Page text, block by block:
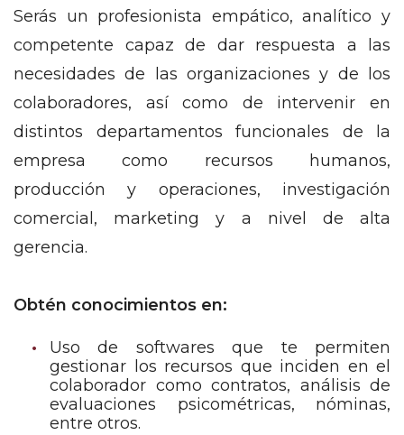
Serás un profesionista empático, analítico y
competente capaz de dar respuesta a las
necesidades de las organizaciones y de los
colaboradores, así como de intervenir en
distintos departamentos funcionales de la
empresa como recursos humanos,
producción y operaciones, investigación
comercial, marketing y a nivel de alta
gerencia.
Obtén conocimientos en:
Uso de softwares que te permiten
gestionar los recursos que inciden en el
colaborador como contratos, análisis de
evaluaciones psicométricas, nóminas,
entre otros.